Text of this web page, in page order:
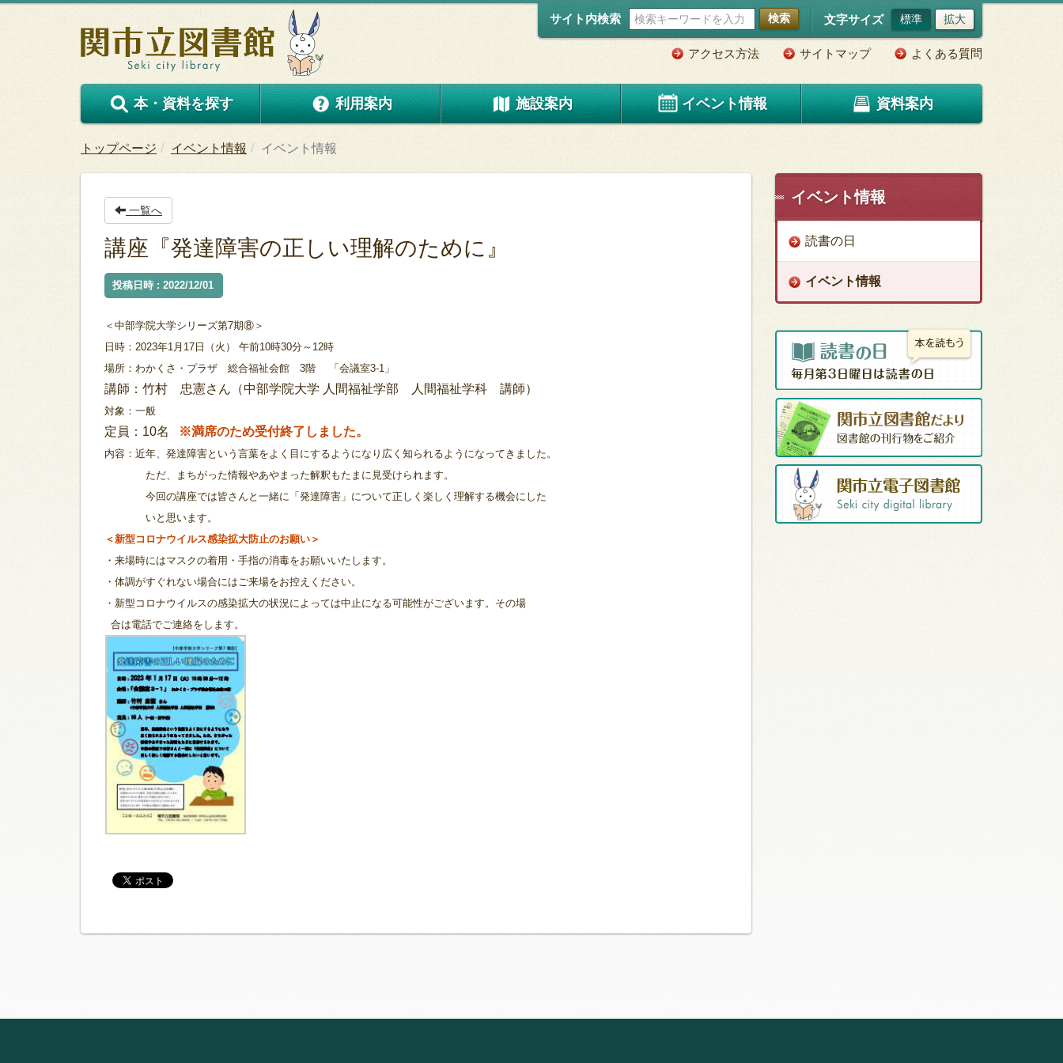
サイト内検索 検索 文字サイズ 標準 拡大
アクセス方法 サイトマップ よくある質問
本・資料を探す 利用案内 施設案内 イベント情報 資料案内
トップページ イベント情報 イベント情報
一覧へ
講座『発達障害の正しい理解のために』
投稿日時 : 2022/12/01
＜中部学院大学シリーズ第7期⑧＞
日時：2023年1月17日（火） 午前10時30分～12時
場所：わかくさ・プラザ 総合福祉会館 3階 「会議室3-1」
講師：竹村 忠憲さん（中部学院大学 人間福祉学部 人間福祉学科 講師）
対象：一般
定員：10名 ※満席のため受付終了しました。
内容： 近年、発達障害という言葉をよく目にするようになり広く知られるようになってきました。
ただ、まちがった情報やあやまった解釈もたまに見受けられます。
今回の講座では皆さんと一緒に「発達障害」について正しく楽しく理解する機会にした
いと思います。
＜新型コロナウイルス感染拡大防止のお願い＞
・来場時にはマスクの着用・手指の消毒をお願いいたします。
・体調がすぐれない場合にはご来場をお控えください。
・新型コロナウイルスの感染拡大の状況によっては中止になる可能性がございます。その場
合は電話でご連絡をします。
イベント情報
読書の日
イベント情報